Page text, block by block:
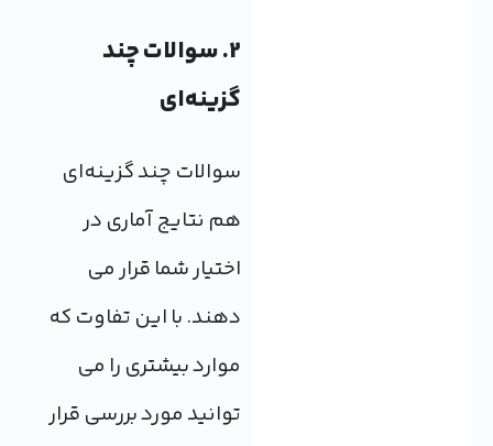
2. سوالات چند
گزینه‌ای
سوالات چند گزینه‌ای
هم نتایج آماری در
اختیار شما قرار می
دهند. با این تفاوت که
موارد بیشتری را می
توانید مورد بررسی قرار